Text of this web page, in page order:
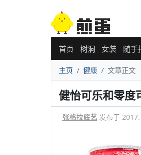
首页 树洞 女装 随手
主页 健康 文章正文
健怡可乐和零度
张格拉底艺 发布于